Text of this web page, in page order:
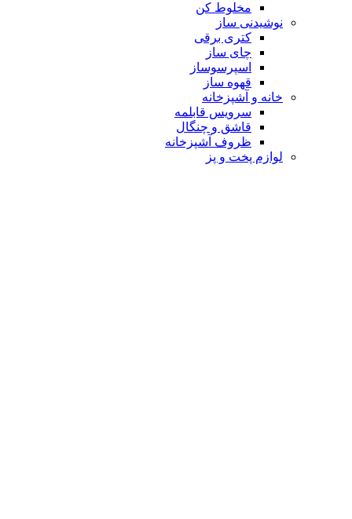
مخلوط کن
نوشیدنی ساز
کتری برقی
چای ساز
اسپرسوساز
قهوه ساز
خانه و آشپزخانه
سرویس قابلمه
قاشق و چنگال
ظروف آشپزخانه
لوازم پخت و پز